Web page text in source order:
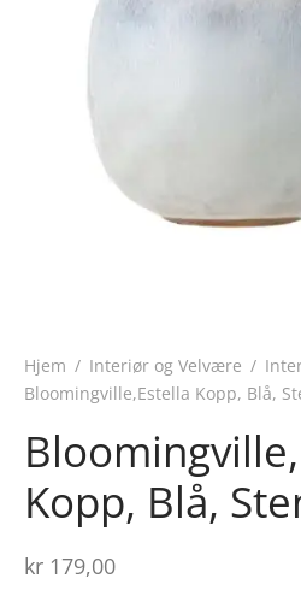
Hjem / Interiør og Velvære /
Bloomingville,Estella Kopp, Blå,
Kopp, Blå,
kr 179,00